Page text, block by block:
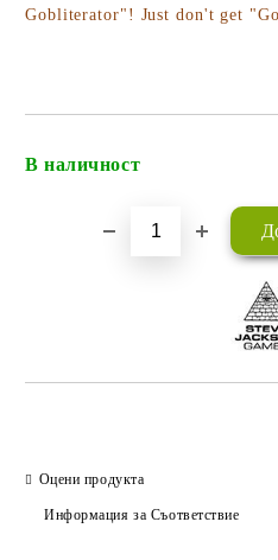
Gobliterator"! Just don't get
В наличност
Оцени продукта
Информация за Съответствие